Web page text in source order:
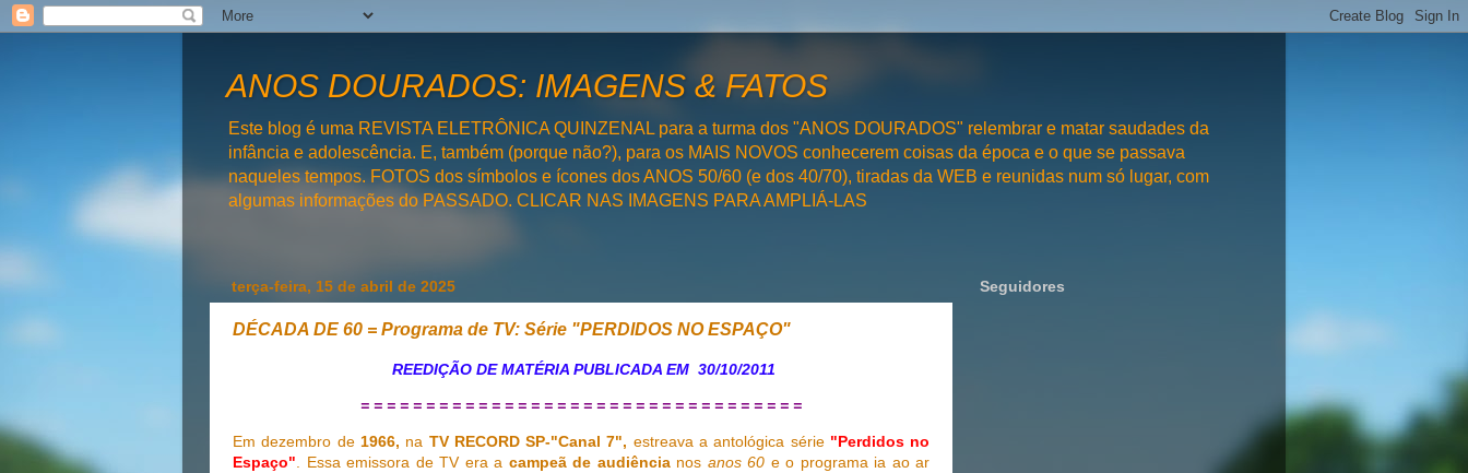
ANOS DOURADOS: IMAGENS & FATOS
Este blog é uma REVISTA ELETRÔNICA QUINZENAL para a turma dos "ANOS DOURADOS" relembrar e matar saudades da
infância e adolescência. E, também (porque não?), para os MAIS NOVOS conhecerem coisas da época e o que se passava
naqueles tempos. FOTOS dos símbolos e ícones dos ANOS 50/60 (e dos 40/70), tiradas da WEB e reunidas num só lugar, com
algumas informações do PASSADO. CLICAR NAS IMAGENS PARA AMPLIÁ-LAS
terça-feira, 15 de abril de 2025
DÉCADA DE 60 = Programa de TV: Série "PERDIDOS NO ESPAÇO"
REEDIÇÃO DE MATÉRIA PUBLICADA EM 30/10/2011
= = = = = = = = = = = = = = = = = = = = = = = = = = = = = = = = = =
Em dezembro de 1966, na TV RECORD SP-"Canal 7", estreava a antológica série "Perdidos no
Espaço". Essa emissora de TV era a campeã de audiêncianos anos 60 e o programa ia ao ar
Seguidores